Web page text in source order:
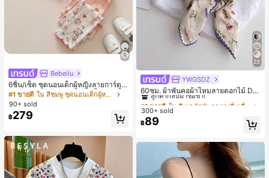
Bebeilu
6ชิ้น/เซ็ต ชุดนอนเด็กผู้หญิงลายการ์ตูน
หมีและดอกไม้ คอกลม แขนสั้น กางเกง
ขาสั้น ขอบระบาย สวมใส่สบาย
#1 ขายดี
ใน สีชมพู ชุดนอนเด็กผู้หญิง
90+ sold
฿279
23
YWGSDZ
60ซม. ผ้าพันคอผ้าไหมลายดอกไม้ Dit
sy สีเบจ, เครื่องประดับใหม่สำหรับผู้หญิ
งฤดูใบไม้ผลิ/ฤดูใบไม้ร่วง, ผ้าพันคอผืน
บางอเนกประสงค์หรูหรา
#1 ขายดี
ลูกค้ากลับมาซื้อซ้ำ!
#1 ขายดี
ลูกค้ากลับมาซื้อซ้ำ!
#1 ขายดี
ลูกค้ากลับมาซื้อซ้ำ!
#1 ขายดี
ใน สีเบจ ผ้าพันคอทรงสี่เหลี่ยมและผ้าพันคอสำหรับผู้
300+ sold
฿89